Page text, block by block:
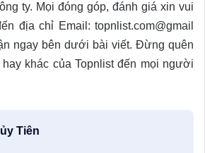
ty. Mọi đóng góp, đánh giá xin vui
địa chỉ Email: topnlist.com@gmail
ngay bên dưới bài viết. Đừng quên
khác của Topnlist đến mọi người
Tiên